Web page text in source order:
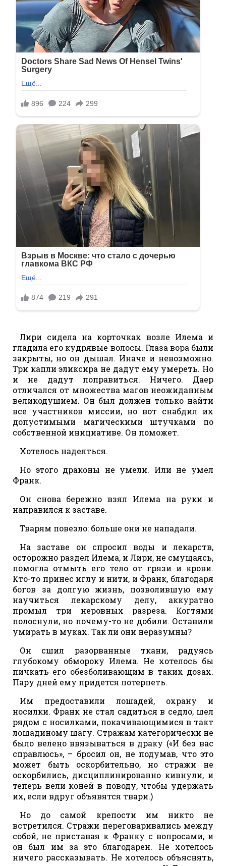
Лири сидела на корточках возле Илема и
гладила его кудрявые волосы. Глаза вора были
закрыты, но он дышал. Иначе и невозможно.
Три капли эликсира не дадут ему умереть. Но
и не дадут поправиться. Ничего. Даер
отличался от множества магов неожиданным
великодушием. Он был должен только найти
все участников миссии, но вот снабдил их
допустимыми магическими штучками по
собственной инициативе. Он поможет.
Хотелось надеяться.
Но этого драконы не умели. Или не умел
Франк.
Он снова бережно взял Илема на руки и
направился к заставе.
Тварям повезло: больше они не нападали.
На заставе он спросил воды и лекарств,
осторожно раздел Илема, и Лири, не смущаясь,
помогла отмыть его тело от грязи и крови.
Кто-то принес иглу и нити, и Франк, благодаря
богов за долгую жизнь, позволившую ему
научиться лекарскому делу, аккуратно
промыл три неровных разреза. Когтями
полоснули, но почему-то не добили. Оставили
умирать в муках. Так ли они неразумны?
Он сшил разорванные ткани, радуясь
глубокому обмороку Илема. Не хотелось бы
пичкать его обезболивающим в таких дозах.
Пару дней ему придется потерпеть.
Им предоставили лошадей, охрану и
носилки. Франк не стал садиться в седло, шел
рядом с носилками, покачивающимися в такт
лошадиному шагу. Стражам категорически не
было велено ввязываться в драку («И без вас
справлюсь», – бросил он, не подумав, что это
может быть оскорбительно, но стражи не
оскорбились, дисциплинированно кивнули, и
теперь вели коней в поводу, чтобы удержать
их, если вдруг объявятся твари.)
Но до самой крепости им никто не
встретился. Стражи переговаривались между
собой, не приставая к Франку с вопросами, и
он был им за это благодарен. Не хотелось
ничего рассказывать. Не хотелось объяснять,